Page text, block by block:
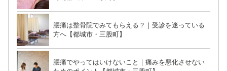
腰痛は整骨院でみてもらえる？｜受診を迷っている
方へ【都城市・三股町】
腰痛でやってはいけないこと｜痛みを悪化させない